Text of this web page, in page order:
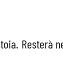
Resterà